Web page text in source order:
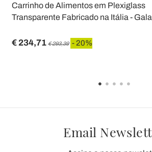
Carrinho de Alimentos em Plexiglass
Transparente Fabricado na Itália -
€ 234,71 € 293,39 - 20%
Email